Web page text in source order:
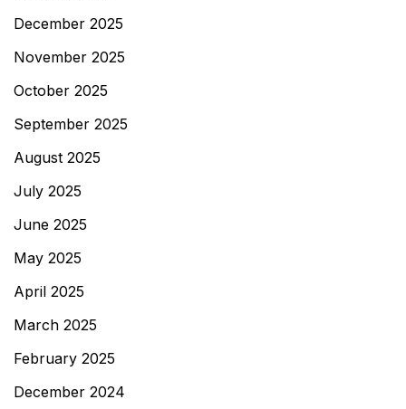
December 2025
November 2025
October 2025
September 2025
August 2025
July 2025
June 2025
May 2025
April 2025
March 2025
February 2025
December 2024